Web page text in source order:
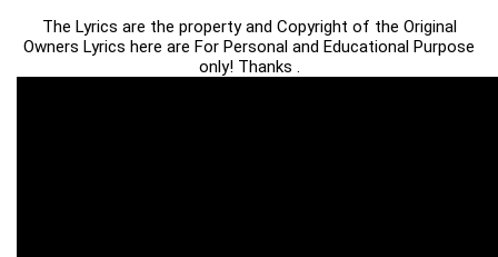
The Lyrics are the property and Copyright of the Original
Owners Lyrics here are For Personal and Educational Purpose
only! Thanks .